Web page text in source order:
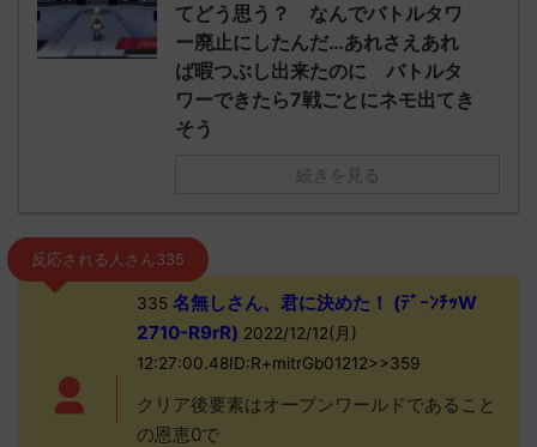
てどう思う？ なんでバトルタワ
ー廃止にしたんだ…あれさえあれ
ば暇つぶし出来たのに バトルタ
ワーできたら7戦ごとにネモ出てき
そう
続きを見る
反応される人さん335
335名無しさん、君に決めた！ (ﾃﾞｰﾝﾁｯW
2710-R9rR) 2022/12/12(月)
12:27:00.48ID:R+mitrGb01212>>359
クリア後要素はオープンワールドであること
の恩恵0で